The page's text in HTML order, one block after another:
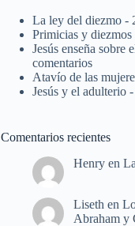
La ley del diezmo -
Primicias y diezmos
Jesús enseña sobre
comentarios
Atavío de las
Jesús y el adulterio
Comentarios recientes
Henry en
Liseth en
Abraham y